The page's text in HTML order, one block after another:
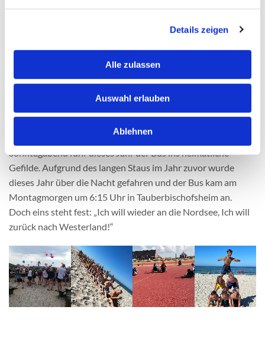
Details zeigen
Alle zulassen
Auswahl erlauben
Ablehnen
Sylt dann doch eher schwer. Durch die sehr vielen neu
geschlossenen Freundschaften wollte man eigentlich nicht
mehr auseinander gehen. Das letzte Highlight markierte die
Nachtwanderung zum Weststrand von Hörnum, als die
Freizeit feierlich begraben wurde und jeder für sich Abschied
nehmen konnte. Für alle teilnehmenden Kinder und
in der man soziale Kontakte pflegen konnte. Am
Sonntagabend fuhr dieses Jahr der Bus ins heimatliche
Gefilde. Aufgrund des langen Staus im Jahr zuvor wurde
dieses Jahr über die Nacht gefahren und der Bus kam am
Montagmorgen um 6:15 Uhr in Tauberbischofsheim an.
Doch eins steht fest: „Ich will wieder an die Nordsee, Ich will
zurück nach Westerland!“